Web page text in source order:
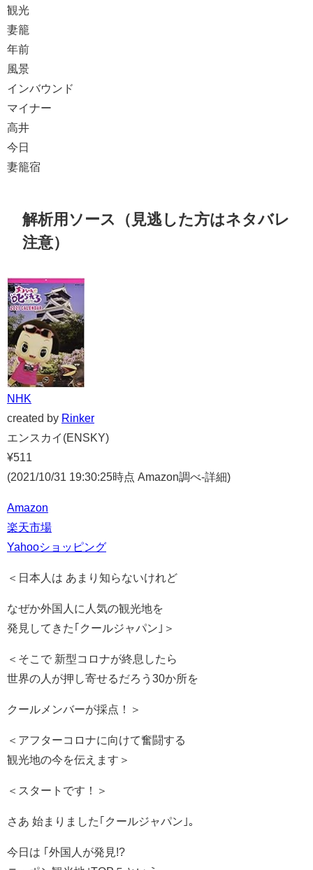
観光
妻籠
年前
風景
インバウンド
マイナー
高井
今日
妻籠宿
解析用ソース（見逃した方はネタバレ
注意）
NHK
created by Rinker
エンスカイ(ENSKY)
¥511
(2021/10/31 19:30:25時点 Amazon調べ-詳細)
Amazon
楽天市場
Yahooショッピング
＜日本人は あまり知らないけれど
なぜか外国人に人気の観光地を
発見してきた｢クールジャパン｣＞
＜そこで 新型コロナが終息したら
世界の人が押し寄せるだろう30か所を
クールメンバーが採点！＞
＜アフターコロナに向けて奮闘する
観光地の今を伝えます＞
＜スタートです！＞
さあ 始まりました｢クールジャパン｣｡
今日は ｢外国人が発見!?